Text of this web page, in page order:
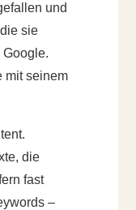
und
sie
mit seinem
die
fast
–